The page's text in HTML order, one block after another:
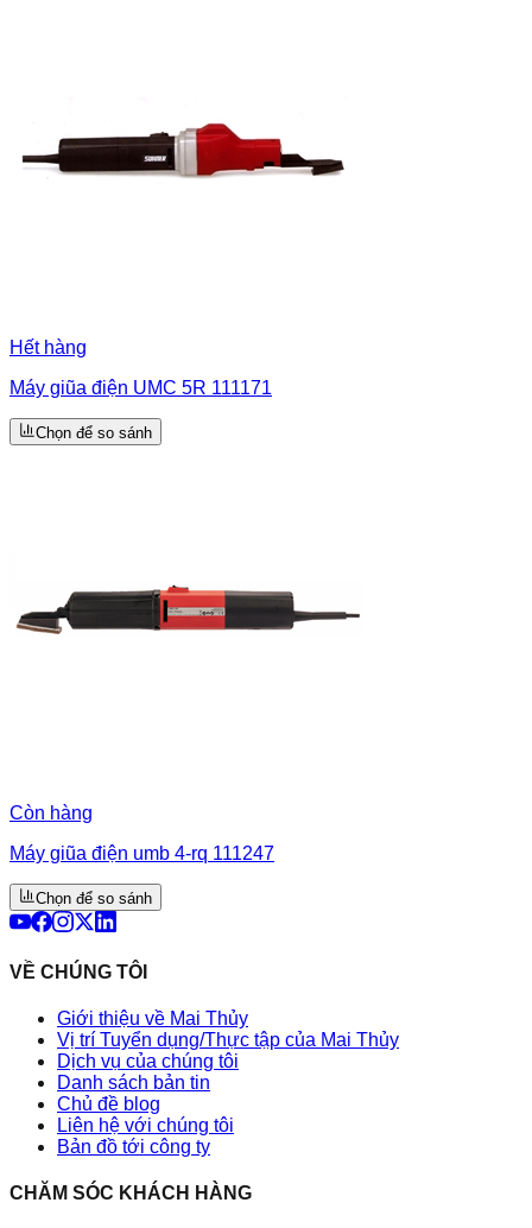
Hết hàng
Máy giũa điện UMC 5R 111171
Chọn để so sánh
Còn hàng
Máy giũa điện umb 4-rq 111247
Chọn để so sánh
VỀ CHÚNG TÔI
Giới thiệu về Mai Thủy
Vị trí Tuyển dụng/Thực tập của Mai Thủy
Dịch vụ của chúng tôi
Danh sách bản tin
Chủ đề blog
Liên hệ với chúng tôi
Bản đồ tới công ty
CHĂM SÓC KHÁCH HÀNG